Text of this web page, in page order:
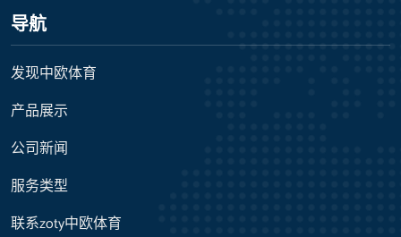
导航
发现中欧体育
产品展示
公司新闻
服务类型
联系zoty中欧体育